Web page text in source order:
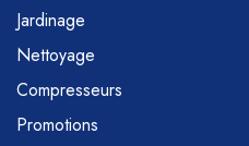
Jardinage
Nettoyage
Compresseurs
Promotions